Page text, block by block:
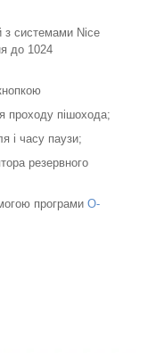
з системами Nice
до 1024
проходу пішохода;
і часу паузи;
резервного
програми O-